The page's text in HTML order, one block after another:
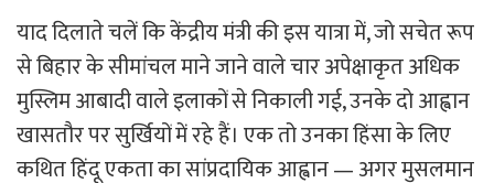
याद दिलाते चलें कि केंद्रीय मंत्री की इस यात्रा में, जो सचेत रूप
से बिहार के सीमांचल माने जाने वाले चार अपेक्षाकृत अधिक
मुस्लिम आबादी वाले इलाकों से निकाली गई, उनके दो आह्वान
खासतौर पर सुर्खियों में रहे हैं। एक तो उनका हिंसा के लिए
कथित हिंदू एकता का सांप्रदायिक आह्वान — अगर मुसलमान